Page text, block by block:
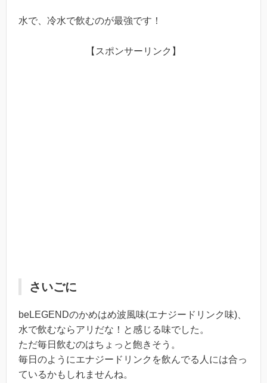
水で、冷水で飲むのが最強です！
【スポンサーリンク】
さいごに
beLEGENDのかめはめ波風味(エナジードリンク味)、
水で飲むならアリだな！と感じる味でした。
ただ毎日飲むのはちょっと飽きそう。
毎日のようにエナジードリンクを飲んでる人には合っ
ているかもしれませんね。